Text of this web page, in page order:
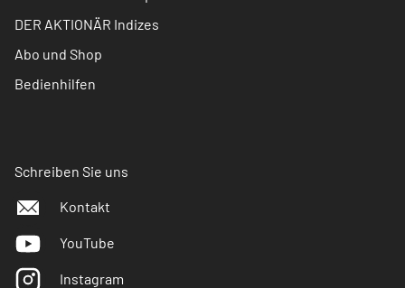
DER AKTIONÄR Indizes
Abo und Shop
Bedienhilfen
Schreiben Sie uns
Kontakt
YouTube
Instagram